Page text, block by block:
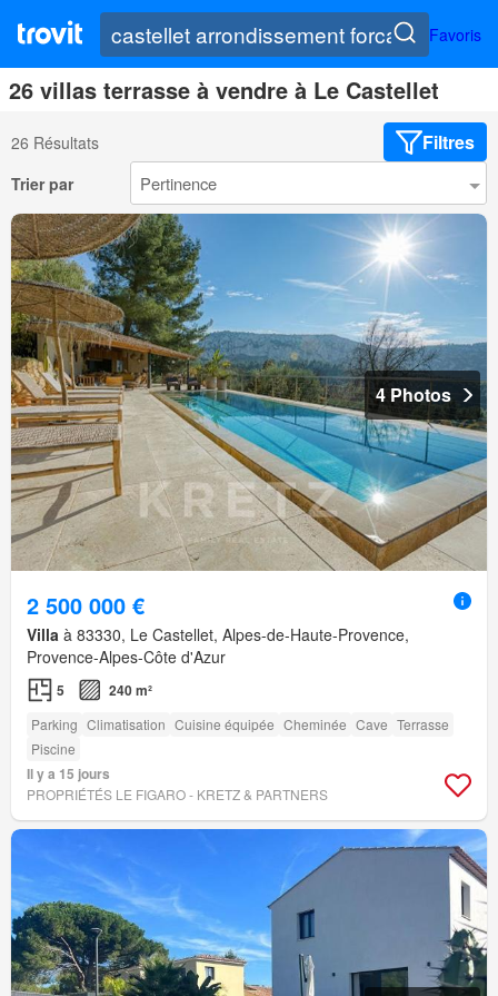
Favoris
26 villas terrasse à vendre à Le Castellet
26 Résultats Filtres
Trier par
4 Photos
2 500 000 €
Villa à 83330, Le Castellet, Alpes-de-Haute-Provence,
Provence-Alpes-Côte d'Azur
5 240 m²
Parking Climatisation Cuisine équipée Cheminée Cave Terrasse
Piscine
Il y a 15 jours
PROPRIÉTÉS LE FIGARO - KRETZ & PARTNERS